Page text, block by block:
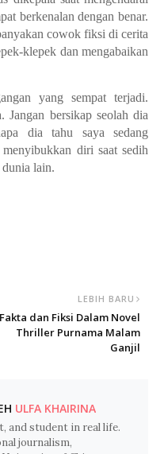
berkenalan dengan benar.
cowok fiksi di cerita
klepek dan mengabaikan
yang sempat terjadi.
Jangan bersikap seolah dia
dia tahu saya sedang
diri saat sedih
dunia lain.
LEBIH BARU
Fakta dan Fiksi Dalam Novel
Thriller Purnama Malam
Ganjil
ULFA KHAIRINA
and student in real life.
journalism,